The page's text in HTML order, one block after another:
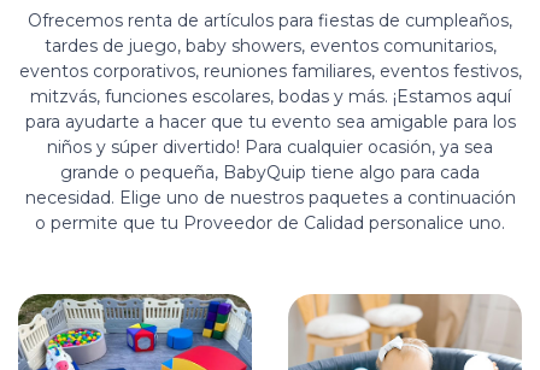
Ofrecemos renta de artículos para fiestas de cumpleaños,
tardes de juego, baby showers, eventos comunitarios,
eventos corporativos, reuniones familiares, eventos festivos,
mitzvás, funciones escolares, bodas y más. ¡Estamos aquí
para ayudarte a hacer que tu evento sea amigable para los
niños y súper divertido! Para cualquier ocasión, ya sea
grande o pequeña, BabyQuip tiene algo para cada
necesidad. Elige uno de nuestros paquetes a continuación
o permite que tu Proveedor de Calidad personalice uno.